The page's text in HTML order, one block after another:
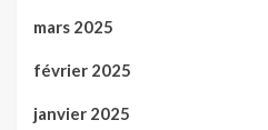
mars 2025
février 2025
janvier 2025